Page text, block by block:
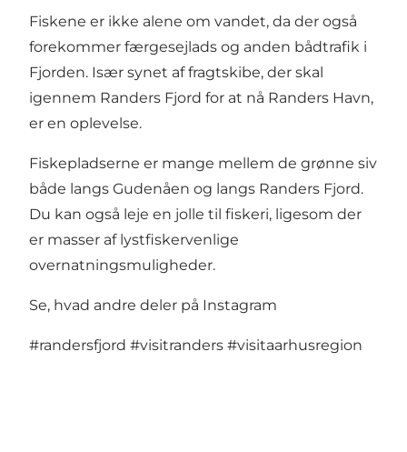
Fiskene er ikke alene om vandet, da der også
forekommer færgesejlads og anden bådtrafik i
Fjorden. Især synet af fragtskibe, der skal
igennem Randers Fjord for at nå Randers Havn,
er en oplevelse.
Fiskepladserne er mange mellem de grønne siv
både langs Gudenåen og langs Randers Fjord.
Du kan også leje en jolle til fiskeri, ligesom der
er masser af lystfiskervenlige
overnatningsmuligheder.
Se, hvad andre deler på Instagram
#randersfjord #visitranders #visitaarhusregion